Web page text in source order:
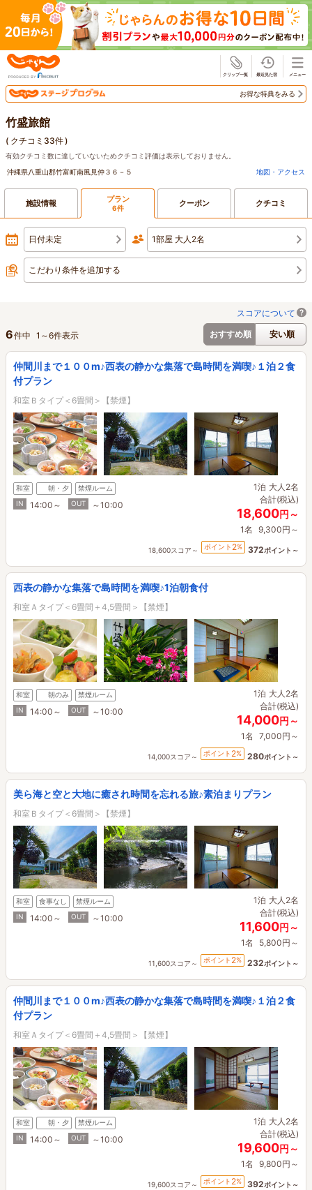
お得な特典をみる
竹盛旅館
( クチコミ33件)
有効クチコミ数に達していないためクチコミ評価は表示しておりません。
沖縄県八重山郡竹富町南風見仲３６－５
地図・アクセス
施設情報 プラン
6件 クーポン クチコミ
日付未定 1部屋 大人2名
こだわり条件を追加する
スコアについて
おすすめ順
安い順
6件中 1 ～6件表示
仲間川まで１００m♪西表の静かな集落で島時間を満喫♪１泊２食
付プラン
和室Ｂタイプ＜6畳間＞【禁煙】
和室 朝・夕
禁煙ルーム
IN
14:00～ OUT ～10:00
1泊 大人2名
合計(税込)
18,600円～
1名 9,300円～
18,600スコア～ ポイント 2% 372ポイント～
西表の静かな集落で島時間を満喫♪1泊朝食付
和室Ａタイプ＜6畳間＋4,5畳間＞【禁煙】
和室 朝のみ
禁煙ルーム
IN
14:00～ OUT ～10:00
1泊 大人2名
合計(税込)
14,000円～
1名 7,000円～
14,000スコア～ ポイント 2% 280ポイント～
美ら海と空と大地に癒され時間を忘れる旅♪素泊まりプラン
和室Ｂタイプ＜6畳間＞【禁煙】
和室 食事なし
禁煙ルーム
IN
14:00～ OUT ～10:00
1泊 大人2名
合計(税込)
11,600円～
1名 5,800円～
11,600スコア～ ポイント 2% 232ポイント～
仲間川まで１００m♪西表の静かな集落で島時間を満喫♪１泊２食
付プラン
和室Ａタイプ＜6畳間＋4,5畳間＞【禁煙】
和室 朝・夕
禁煙ルーム
IN
14:00～ OUT ～10:00
1泊 大人2名
合計(税込)
19,600円～
1名 9,800円～
19,600スコア～ ポイント 2% 392ポイント～